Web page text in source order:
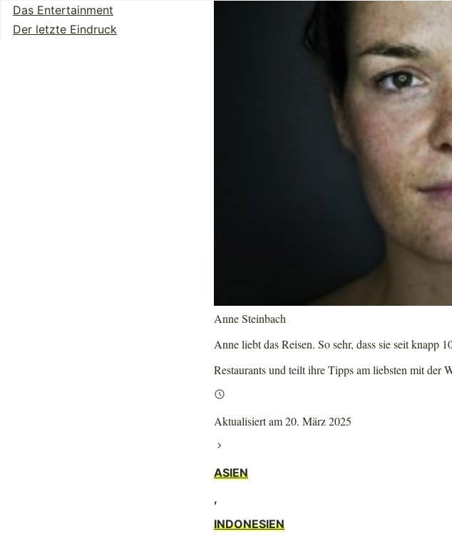
Das Entertainment
Der letzte Eindruck
Anne Steinbach
Anne liebt das Reisen. So sehr, dass sie seit knapp
Restaurants und teilt ihre Tipps am liebsten mit der
Aktualisiert am 20. März 2025
ASIEN
,
INDONESIEN